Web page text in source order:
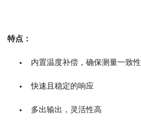
特点：
内置温度补偿，确保测量一致性
快速且稳定的响应
多出输出，灵活性高